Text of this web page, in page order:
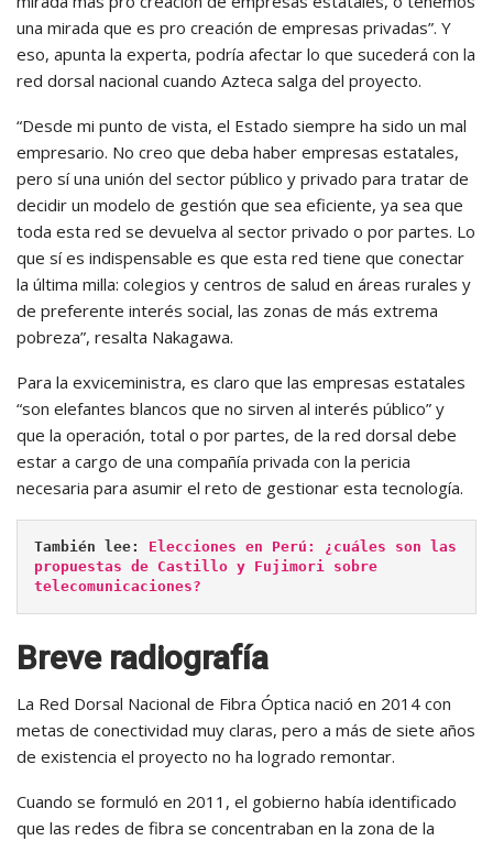
una mirada que es pro creación de empresas privadas”. Y
eso, apunta la experta, podría afectar lo que sucederá con la
red dorsal nacional cuando Azteca salga del proyecto.
“Desde mi punto de vista, el Estado siempre ha sido un mal
empresario. No creo que deba haber empresas estatales,
pero sí una unión del sector público y privado para tratar de
decidir un modelo de gestión que sea eficiente, ya sea que
toda esta red se devuelva al sector privado o por partes. Lo
que sí es indispensable es que esta red tiene que conectar
la última milla: colegios y centros de salud en áreas rurales y
de preferente interés social, las zonas de más extrema
pobreza”, resalta Nakagawa.
Para la exviceministra, es claro que las empresas estatales
“son elefantes blancos que no sirven al interés público” y
que la operación, total o por partes, de la red dorsal debe
estar a cargo de una compañía privada con la pericia
necesaria para asumir el reto de gestionar esta tecnología.
También lee: Elecciones en Perú: ¿cuáles son las
propuestas de Castillo y Fujimori sobre
telecomunicaciones?
Breve radiografía
La Red Dorsal Nacional de Fibra Óptica nació en 2014 con
metas de conectividad muy claras, pero a más de siete años
de existencia el proyecto no ha logrado remontar.
Cuando se formuló en 2011, el gobierno había identificado
que las redes de fibra se concentraban en la zona de la